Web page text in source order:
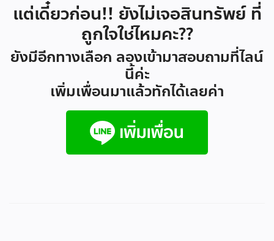
แต่เดี๋ยวก่อน!! ยังไม่เจอสินทรัพย์ ที่
ถูกใจใช่ไหมคะ??
ยังมีอีกทางเลือก ลองเข้ามาสอบถามที่ไลน์
นี้ค่ะ
เพิ่มเพื่อนมาแล้วทักได้เลยค่า